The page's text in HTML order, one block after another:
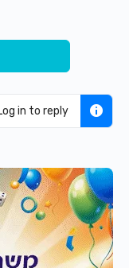
Log in to reply.